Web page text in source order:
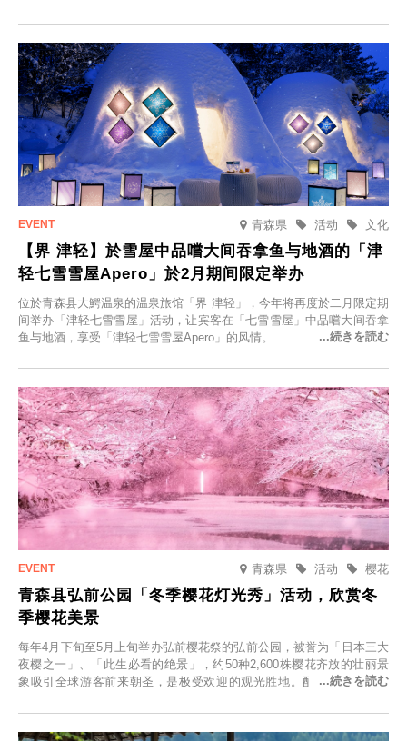
在此与重要之人共度一段难忘的特别时光。
青森県 文化
活动
【界 津轻】於雪屋中品嚐大间吞拿鱼与地酒的「津
轻七雪雪屋Apero」於2月期间限定举办
位於青森县大鰐温泉的温泉旅馆「界 津轻」，今年将再度於二月限定期
间举办「津轻七雪雪屋」活动，让宾客在「七雪雪屋」中品嚐大间吞拿
鱼与地酒，享受「津轻七雪雪屋Apero」的风情。
青森県 樱花
活动
青森县弘前公园「冬季樱花灯光秀」活动，欣赏冬
季樱花美景
每年4月下旬至5月上旬举办弘前樱花祭的弘前公园，被誉为「日本三大
夜樱之一」、「此生必看的绝景」，约50种2,600株樱花齐放的壮丽景
象吸引全球游客前来朝圣，是极受欢迎的观光胜地。配合最佳观雪时
「冬季樱花灯光秀」。